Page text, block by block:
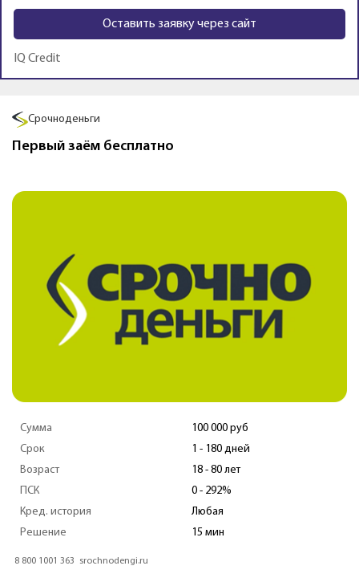
Оставить заявку через сайт
IQ Credit
Срочноденьги
Первый заём бесплатно
Сумма
100 000 руб
Срок
1 - 180 дней
Возраст
18 - 80 лет
ПСК
0 - 292%
Кред. история
Любая
Решение
15 мин
8 800 1001 363
srochnodengi.ru